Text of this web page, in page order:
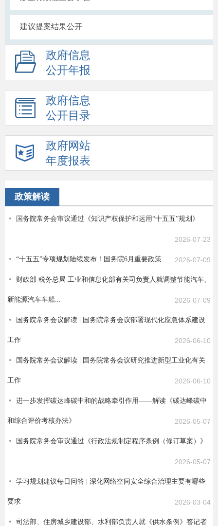
建议提案结果公开
政府信息
公开年报
政府信息
公开目录
政府网站
年度报表
政策解读
国务院常务会审议通过《知识产权保护和运用“十五五”规划》
2026-07-23
“十五五”专项规划陆续发布！国务院6月重要政策 2026-07-09
财政部 税务总局 工业和信息化部有关司负责人就调整节能汽车、
新能源汽车车船... 2026-07-09
国务院常务会议解读 | 国务院常务会议部署现代化应急体系建设
工作 2026-06-10
国务院常务会议解读 | 国务院常务会议研究推进新型工业化有关
工作 2026-06-10
进一步发挥碳达峰碳中和的战略牵引作用——解读《碳达峰碳中
和综合评价考核办法》 2026-05-07
国务院常务会审议通过《行政法规制定程序条例（修订草案）》
2026-05-07
学习规划建议每日问答 | 深化网络空间安全综合治理主要有哪些
要求 2026-03-04
司法部、住房城乡建设部、水利部负责人就《供水条例》答记者